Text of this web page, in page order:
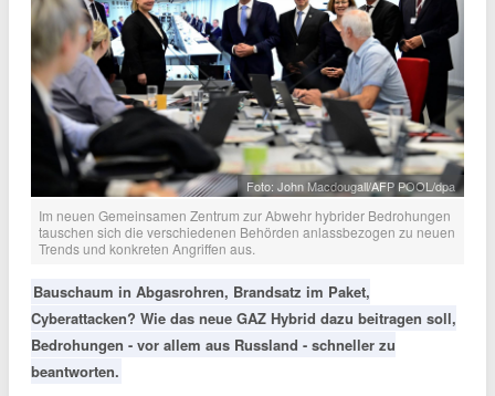
Foto: John Macdougall/AFP POOL/dpa
Im neuen Gemeinsamen Zentrum zur Abwehr hybrider Bedrohungen
tauschen sich die verschiedenen Behörden anlassbezogen zu neuen
Trends und konkreten Angriffen aus.
Bauschaum in Abgasrohren, Brandsatz im Paket,
Cyberattacken? Wie das neue GAZ Hybrid dazu beitragen soll,
Bedrohungen - vor allem aus Russland - schneller zu
beantworten.